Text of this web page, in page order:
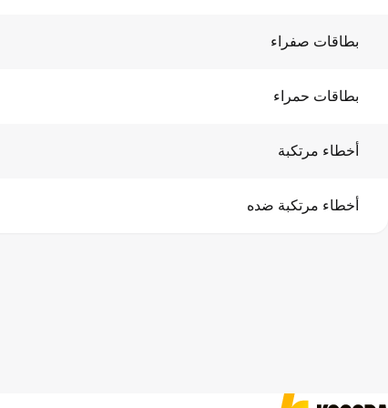
بطاقات صفراء
بطاقات حمراء
أخطاء مرتكبة
أخطاء مرتكبة ضده